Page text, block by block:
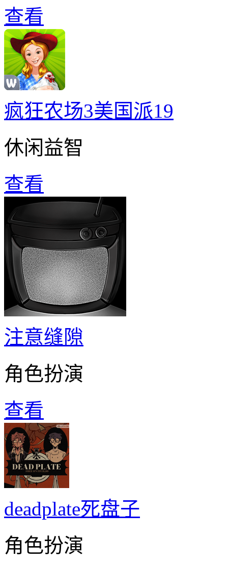
查看
疯狂农场3美国派19
休闲益智
查看
注意缝隙
角色扮演
查看
deadplate死盘子
角色扮演